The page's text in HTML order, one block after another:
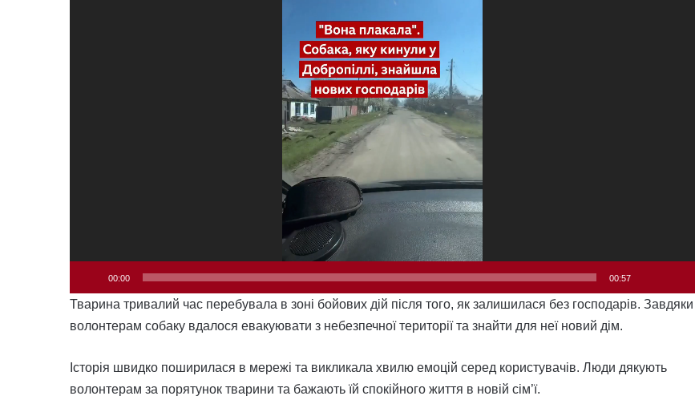
00:00 00:57
Тварина тривалий час перебувала в зоні бойових дій після того, як залишилася без господарів. Завдяки
волонтерам собаку вдалося евакуювати з небезпечної території та знайти для неї новий дім.
Історія швидко поширилася в мережі та викликала хвилю емоцій серед користувачів. Люди дякують
волонтерам за порятунок тварини та бажають їй спокійного життя в новій сім’ї.